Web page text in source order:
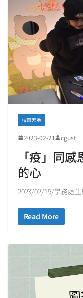
校園天地
2023-02-21 cgust
「疫」同
的心
2023/02/15/學務處
Read More